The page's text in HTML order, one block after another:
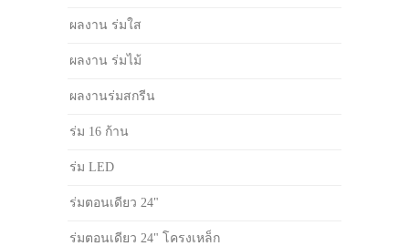
ผลงาน ร่มใส
ผลงาน ร่มไม้
ผลงานร่มสกรีน
ร่ม 16 ก้าน
ร่ม LED
ร่มตอนเดียว 24"
ร่มตอนเดียว 24" โครงเหล็ก